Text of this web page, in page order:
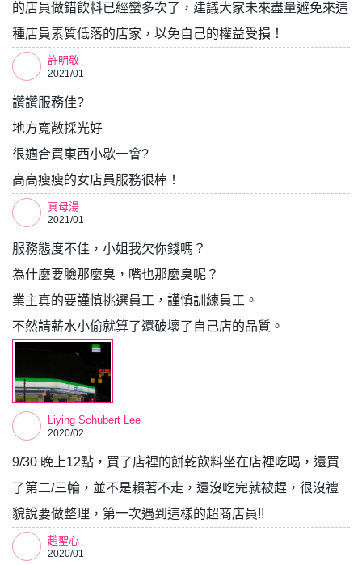
的店員做錯飲料已經蠻多次了，建議大家未來盡量避免來這
種店員素質低落的店家，以免自己的權益受損！
許明敬
2021/01
讚讚服務佳?
地方寬敞採光好
很適合買東西小歇一會?
高高瘦瘦的女店員服務很棒！
真母湯
2021/01
服務態度不佳，小姐我欠你錢嗎？
為什麼要臉那麼臭，嘴也那麼臭呢？
業主真的要謹慎挑選員工，謹慎訓練員工。
不然請薪水小偷就算了還破壞了自己店的品質。
Liying Schubert Lee
2020/02
9/30 晚上12點，買了店裡的餅乾飲料坐在店裡吃喝，還買
了第二/三輪，並不是賴著不走，還沒吃完就被趕，很沒禮
貌說要做整理，第一次遇到這樣的超商店員!!
趙聖心
2020/01